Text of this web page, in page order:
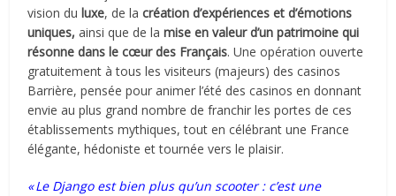
vision du luxe, de lacréation d’expériences et d’émotions
uniques,ainsi que de lamise en valeur d’un patrimoine qui
résonne dans le cœur des Français. Une opération ouverte
gratuitement à tous les visiteurs (majeurs) des casinos
Barrière, pensée pour animer l’été des casinos en donnant
envie au plus grand nombre de franchir les portes de ces
établissements mythiques, tout en célébrant une France
élégante, hédoniste et tournée vers le plaisir.
« Le Django est bien plus qu’un scooter : c’est une